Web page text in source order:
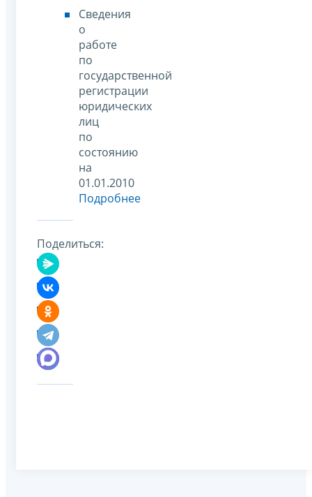
Сведения
о
работе
по
государственной
регистрации
юридических
лиц
по
состоянию
на
01.01.2010
Подробнее
Поделиться: